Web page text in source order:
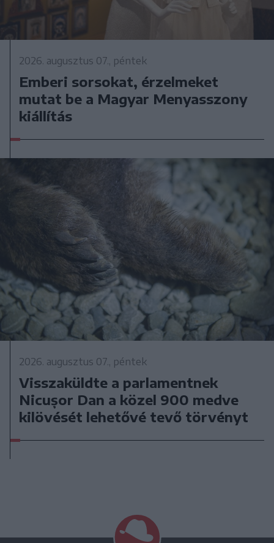
2026. augusztus 07., péntek
Emberi sorsokat, érzelmeket
mutat be a Magyar Menyasszony
kiállítás
2026. augusztus 07., péntek
Visszaküldte a parlamentnek
Nicușor Dan a közel 900 medve
kilövését lehetővé tevő törvényt